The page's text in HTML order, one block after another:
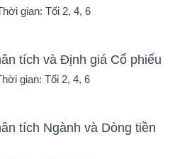
gian: Tối 2, 4, 6
tích và Định giá Cổ phiếu
gian: Tối 2, 4, 6
tích Ngành và Dòng tiền